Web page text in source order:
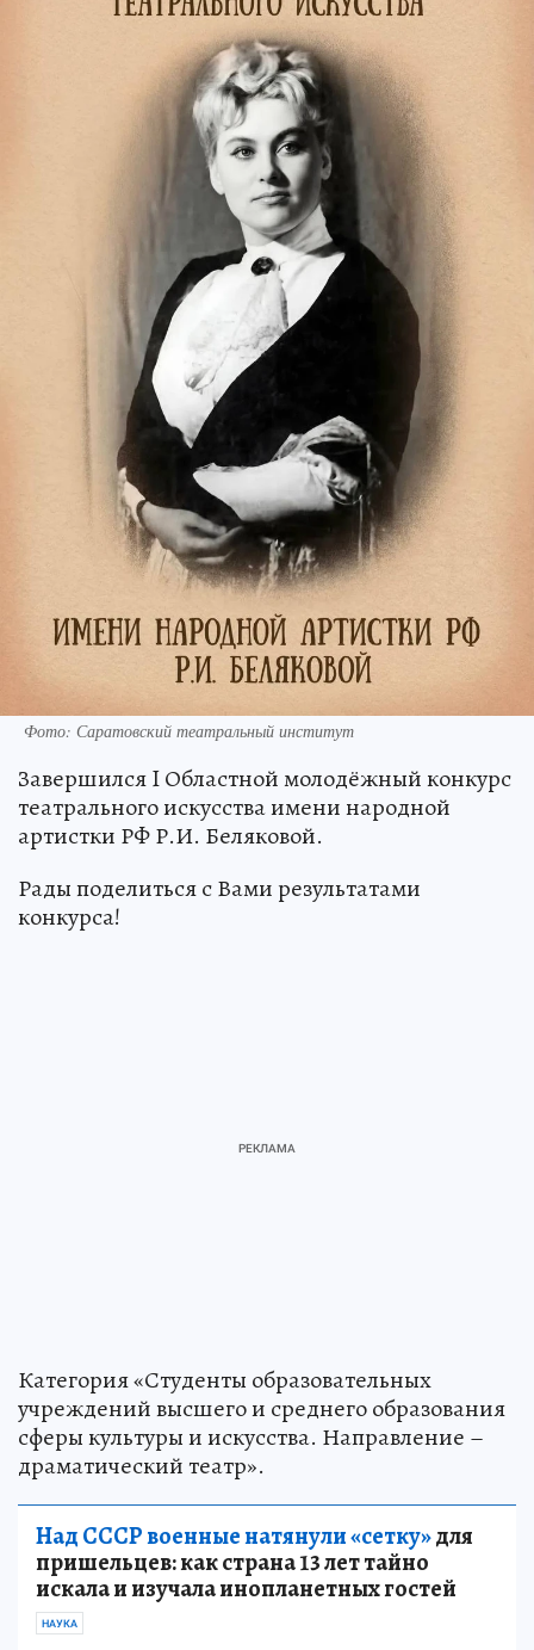
Фото: Саратовский театральный институт
Завершился I Областной молодёжный конкурс
театрального искусства имени народной
артистки РФ Р.И. Беляковой.
Рады поделиться с Вами результатами
конкурса!
Категория «Студенты образовательных
учреждений высшего и среднего образования
сферы культуры и искусства. Направление –
драматический театр».
Над СССР военные натянули «сетку»для
пришельцев: как страна 13 лет тайно
искала и изучала инопланетных гостей
НАУКА